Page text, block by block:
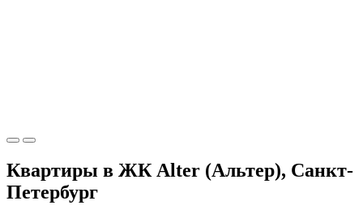
Квартиры в ЖК Alter (Альтер), Санкт-
Петербург